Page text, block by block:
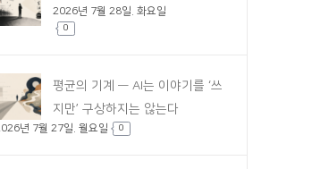
2026년 7월 28일. 화요일
0
평균의 기계 — AI는 이야기를 ‘쓰
지만’ 구상하지는 않는다
년 7월 27일. 월요일 0